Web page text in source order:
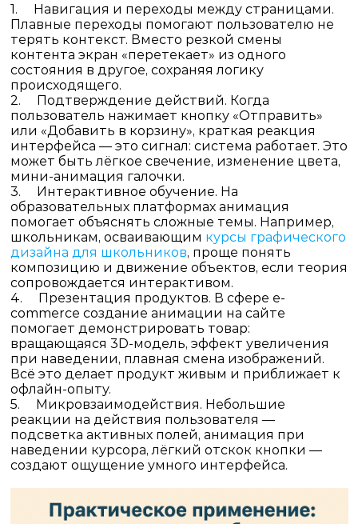
1.
Навигация и переходы между страницами.
Плавные переходы помогают пользователю не
терять контекст. Вместо резкой смены
контента экран «перетекает» из одного
состояния в другое, сохраняя логику
происходящего.
2.
Подтверждение действий. Когда
пользователь нажимает кнопку «Отправить»
или «Добавить в корзину», краткая реакция
интерфейса — это сигнал: система работает. Это
может быть лёгкое свечение, изменение цвета,
мини-анимация галочки.
3.
Интерактивное обучение. На
образовательных платформах анимация
помогает объяснять сложные темы. Например,
школьникам, осваивающим курсы графического
дизайна для школьников, проще понять
композицию и движение объектов, если теория
сопровождается интерактивом.
4.
Презентация продуктов. В сфере e-
commerce создание анимации на сайте
помогает демонстрировать товар:
вращающаяся 3D-модель, эффект увеличения
при наведении, плавная смена изображений.
Всё это делает продукт живым и приближает к
офлайн-опыту.
5.
Микровзаимодействия. Небольшие
реакции на действия пользователя —
подсветка активных полей, анимация при
наведении курсора, лёгкий отскок кнопки —
создают ощущение умного интерфейса.